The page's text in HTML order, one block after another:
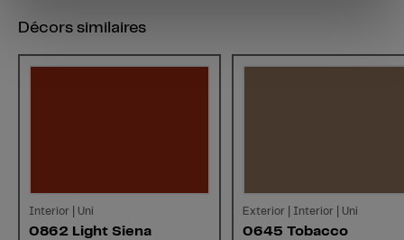
Décors similaires
Interior | Uni
0862 Light Siena
Exterior | Interior | Uni
0645 Tobacco